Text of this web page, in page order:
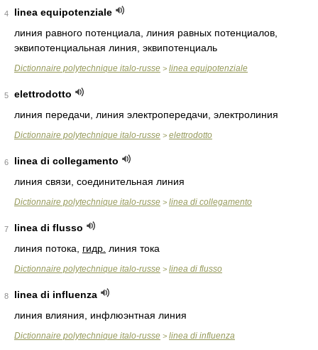
4
linea equipotenziale
линия равного потенциала, линия равных потенциалов,
эквипотенциальная линия, эквипотенциаль
Dictionnaire polytechnique italo-russe > linea equipotenziale
5
elettrodotto
линия передачи, линия электропередачи, электролиния
Dictionnaire polytechnique italo-russe > elettrodotto
6
linea di collegamento
линия связи, соединительная линия
Dictionnaire polytechnique italo-russe > linea di collegamento
7
linea di flusso
линия потока, гидр. линия тока
Dictionnaire polytechnique italo-russe > linea di flusso
8
linea di influenza
линия влияния, инфлюэнтная линия
Dictionnaire polytechnique italo-russe > linea di influenza